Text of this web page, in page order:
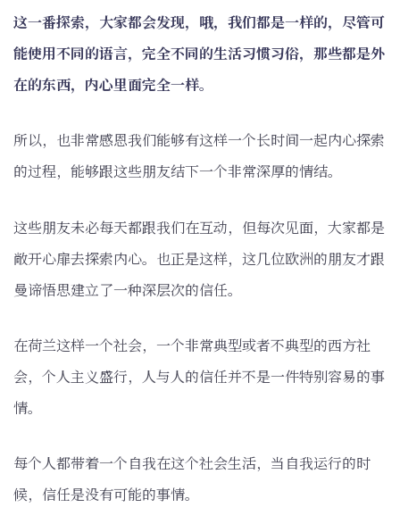
这一番探索，大家都会发现，哦，我们都是一样的，尽管可
能使用不同的语言，完全不同的生活习惯习俗，那些都是外
在的东西，内心里面完全一样。
所以，也非常感恩我们能够有这样一个长时间一起内心探索
的过程，能够跟这些朋友结下一个非常深厚的情结。
这些朋友未必每天都跟我们在互动，但每次见面，大家都是
敞开心扉去探索内心。也正是这样，这几位欧洲的朋友才跟
曼谛悟思建立了一种深层次的信任。
在荷兰这样一个社会，一个非常典型或者不典型的西方社
会，个人主义盛行，人与人的信任并不是一件特别容易的事
情。
每个人都带着一个自我在这个社会生活，当自我运行的时
候，信任是没有可能的事情。